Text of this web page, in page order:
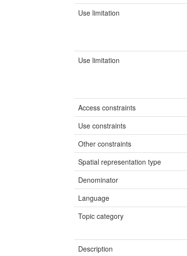
Use limitation
Use limitation
Access constraints
Use constraints
Other constraints
Spatial representation type
Denominator
Language
Topic category
Description